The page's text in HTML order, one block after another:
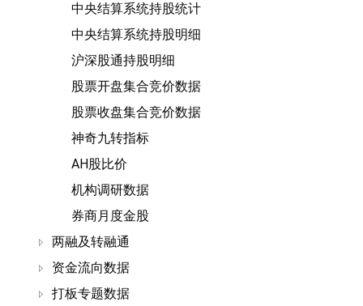
中央结算系统持股统计
中央结算系统持股明细
沪深股通持股明细
股票开盘集合竞价数据
股票收盘集合竞价数据
神奇九转指标
AH股比价
机构调研数据
券商月度金股
两融及转融通
资金流向数据
打板专题数据